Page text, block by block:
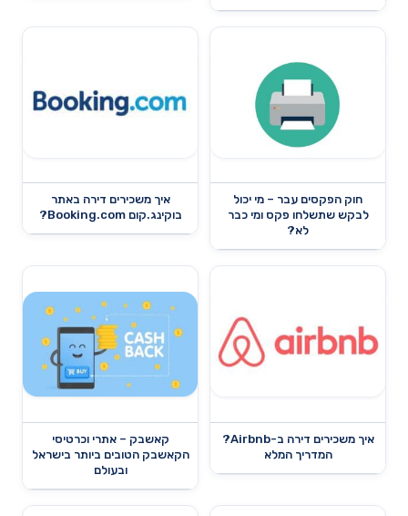
חוק הפקסים עבר – מי יכול
לבקש שתשלחו פקס ומי כבר
לא?
איך משכירים דירה באתר
בוקינג.קום Booking.com?
איך משכירים דירה ב-Airbnb?
המדריך המלא
קאשבק – אתרי וכרטיסי
הקאשבק הטובים ביותר בישראל
ובעולם